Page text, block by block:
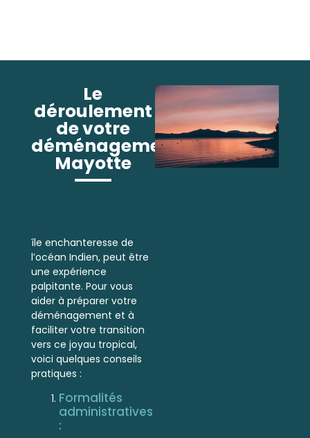
Le
déroulement
de votre
déménagement
Mayotte
île enchanteresse de
l’océan Indien, peut être
une expérience
palpitante. Pour vous
aider à préparer votre
déménagement et à
faciliter votre transition
vers ce joyau tropical,
voici quelques conseils
pratiques :
Formalités
administratives
: